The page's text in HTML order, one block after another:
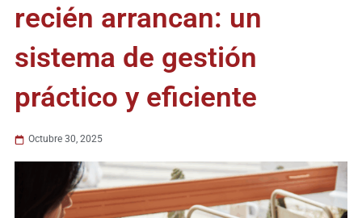
recién arrancan: un
sistema de gestión
práctico y eficiente
Octubre 30, 2025